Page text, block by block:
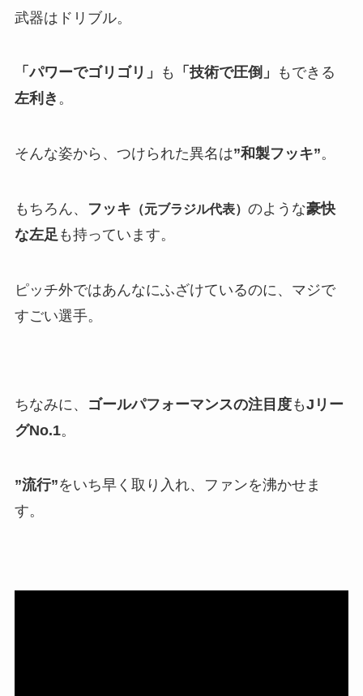
武器はドリブル。
「パワーでゴリゴリ」 も 「技術で圧倒」
もできる
左利き 。
そんな姿から、つけられた異名は”和製フッキ”。
もちろん、 フッキ （元ブラジル代表） のような豪快
な左足も持っています。
ピッチ外ではあんなにふざけているのに、マジで
すごい選手。
ちなみに、 ゴールパフォーマンスの注目度もJリー
グNo.1。
”流行”をいち早く取り入れ、ファンを沸かせま
す。